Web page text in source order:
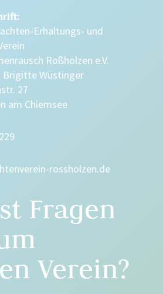
Erhaltungs- und
Roßholzen e.V.
Brigitte Wüstinger
27
am Chiemsee
rossholzen.de
Fragen
Verein?